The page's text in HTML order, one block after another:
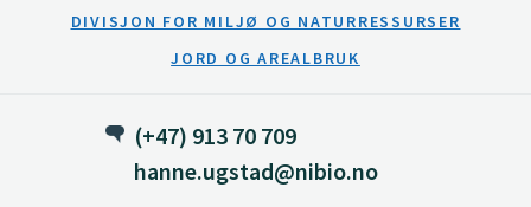
DIVISJON FOR MILJØ OG NATURRESSURSER
JORD OG AREALBRUK
(+47) 913 70 709
hanne.ugstad@nibio.no